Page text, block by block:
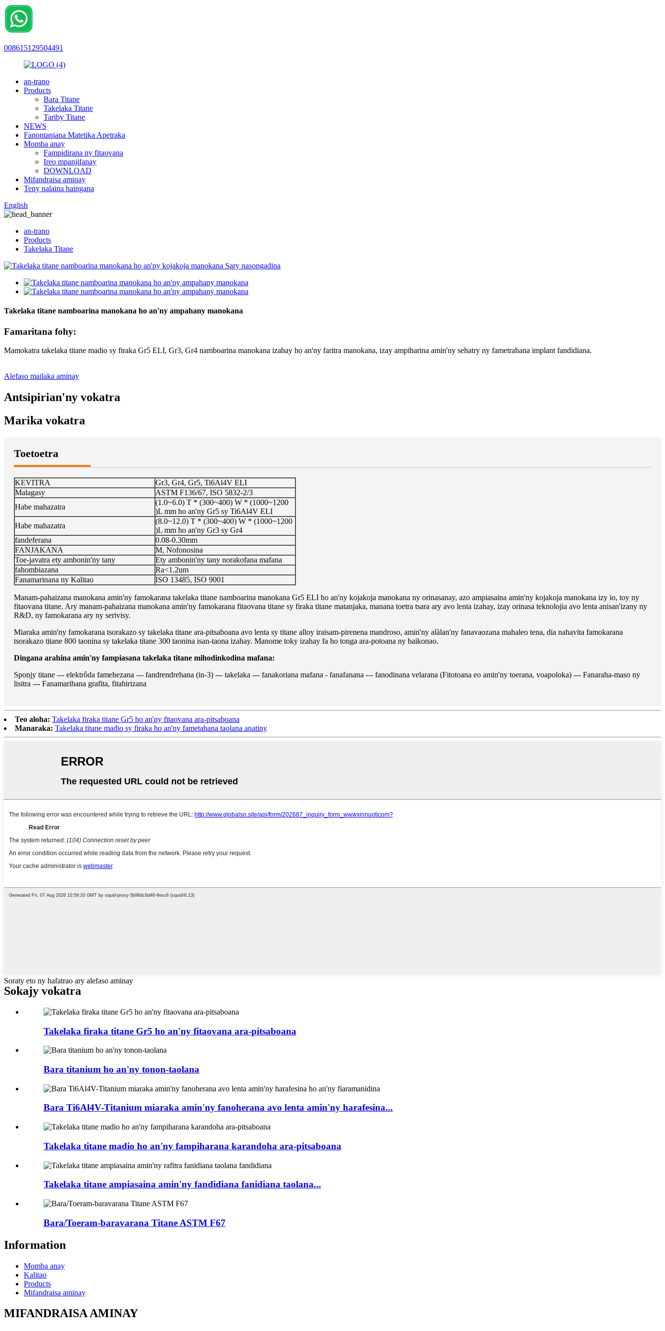
008615129504491
an-trano
Products
Bara Titane
Takelaka Titane
Tariby Titane
NEWS
Fanontaniana Matetika Apetraka
Momba anay
Fampidirana ny fitaovana
Ireo mpanjifanay
DOWNLOAD
Mifandraisa aminay
Teny nalaina haingana
English
an-trano
Products
Takelaka Titane
Takelaka titane namboarina manokana ho an'ny ampahany manokana
Famaritana fohy:
Mamokatra takelaka titane madio sy firaka Gr5 ELI, Gr3, Gr4 namboarina manokana izahay ho an'ny faritra manokana, izay ampiharina amin'ny sehatry ny fametrahana implant fandidiana.
Alefaso mailaka aminay
Antsipirian'ny vokatra
Marika vokatra
Toetoetra
KEVITRA
Gr3, Gr4, Gr5, Ti6Al4V ELI
Malagasy
ASTM F136/67, ISO 5832-2/3
Habe mahazatra
(1.0~6.0) T * (300~400) W * (1000~1200
)L mm ho an'ny Gr5 sy Ti6Al4V ELI
Habe mahazatra
(8.0~12.0) T * (300~400) W * (1000~1200
)L mm ho an'ny Gr3 sy Gr4
fandeferana
0.08-0.30mm
FANJAKANA
M, Nofonosina
Toe-javatra ety ambonin'ny tany
Ety ambonin'ny tany norakofana mafana
fahombiazana
Ra<1.2um
Fanamarinana ny Kalitao
ISO 13485, ISO 9001
Manam-pahaizana manokana amin'ny famokarana takelaka titane namboarina manokana Gr5 ELI ho an'ny kojakoja manokana ny orinasanay, azo ampiasaina amin'ny kojakoja manokana izy io, toy ny
fitaovana titane. Ary manam-pahaizana manokana amin'ny famokarana fitaovana titane sy firaka titane matanjaka, manana toetra tsara ary avo lenta izahay, izay orinasa teknolojia avo lenta anisan'izany ny
R&D, ny famokarana ary ny serivisy.
Miaraka amin'ny famokarana tsorakazo sy takelaka titane ara-pitsaboana avo lenta sy titane alloy iraisam-pirenena mandroso, amin'ny alàlan'ny fanavaozana mahaleo tena, dia nahavita famokarana
tsorakazo titane 800 taonina sy takelaka titane 300 taonina isan-taona izahay. Manome toky izahay fa ho tonga ara-potoana ny baikonao.
Dingana arahina amin'ny fampiasana takelaka titane mihodinkodina mafana:
Sponjy titane --- elektrôda famehezana --- fandrendrehana (in-3) --- takelaka --- fanakoriana mafana - fanafanana --- fanodinana velarana (Fitotoana eo amin'ny toerana, voapoloka) --- Fanaraha-maso ny
lisitra --- Fanamarihana grafita, fitahirizana
Teo aloha: Takelaka firaka titane Gr5 ho an'ny fitaovana ara-pitsaboana
Manaraka: Takelaka titane madio sy firaka ho an'ny fametahana taolana anatiny
Soraty eto ny hafatrao ary alefaso aminay
Sokajy vokatra
Takelaka firaka titane Gr5 ho an'ny fitaovana ara-pitsaboana
Bara titanium ho an'ny tonon-taolana
Bara Ti6Al4V-Titanium miaraka amin'ny fanoherana avo lenta amin'ny harafesina...
Takelaka titane madio ho an'ny fampiharana karandoha ara-pitsaboana
Takelaka titane ampiasaina amin'ny fandidiana fanidiana taolana...
Bara/Toeram-baravarana Titane ASTM F67
Information
Momba anay
Kalitao
Products
Mifandraisa aminay
MIFANDRAISA AMINAY